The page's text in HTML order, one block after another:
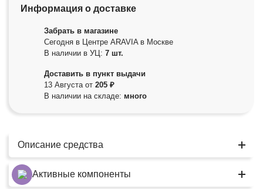
Информация о доставке
Забрать в магазине
Сегодня в Центре ARAVIA в Москве
В наличии в УЦ: 7 шт.
Доставить в пункт выдачи
13 Августа от 205 ₽
В наличии на складе: много
Описание средства
Активные компоненты